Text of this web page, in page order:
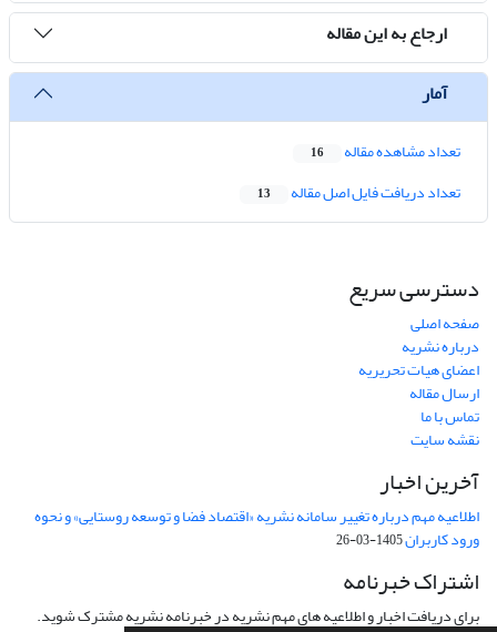
ارجاع به این مقاله
آمار
تعداد مشاهده مقاله 16
تعداد دریافت فایل اصل مقاله 13
دسترسی سریع
صفحه اصلی
درباره نشریه
اعضای هیات تحریریه
ارسال مقاله
تماس با ما
نقشه سایت
آخرین اخبار
اطلاعیه مهم درباره تغییر سامانه نشریه «اقتصاد فضا و توسعه روستایی» و نحوه
ورود کاربران1405-03-26
اشتراک خبرنامه
برای دریافت اخبار و اطلاعیه های مهم نشریه در خبرنامه نشریه مشترک شوید.